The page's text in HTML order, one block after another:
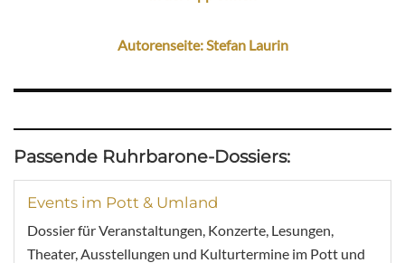
Autorenseite: Stefan Laurin
Passende Ruhrbarone-Dossiers:
Events im Pott & Umland
Dossier für Veranstaltungen, Konzerte, Lesungen,
Theater, Ausstellungen und Kulturtermine im Pott und